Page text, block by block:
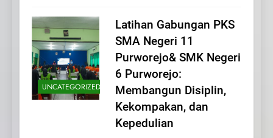
UNCATEGORIZED
Latihan Gabungan PKS
SMA Negeri 11
Purworejo& SMK Negeri
6 Purworejo:
Membangun Disiplin,
Kekompakan, dan
Kepedulian